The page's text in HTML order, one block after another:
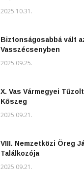
2025.10.31.
Biztonságosabbá vált
Vasszécsenyben
2025.09.25.
X. Vas Vármegyei
Kőszeg
2025.09.21.
VIII. Nemzetközi Öreg
Találkozója
2025.09.21.